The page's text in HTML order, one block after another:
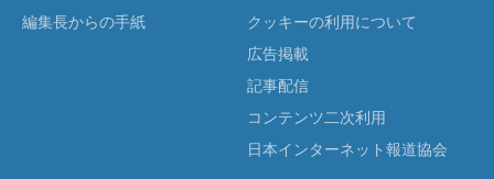
編集長からの手紙
クッキーの利用について
広告掲載
記事配信
コンテンツ二次利用
日本インターネット報道協会